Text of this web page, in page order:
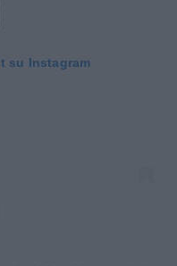
su Instagram